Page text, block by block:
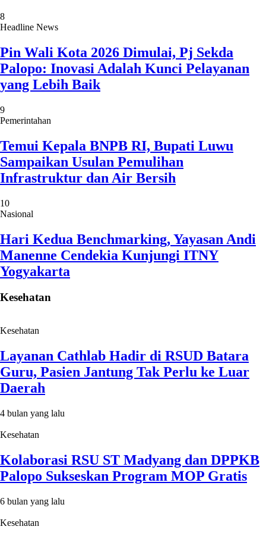
8
Headline News
Pin Wali Kota 2026 Dimulai, Pj Sekda
Palopo: Inovasi Adalah Kunci Pelayanan
yang Lebih Baik
9
Pemerintahan
Temui Kepala BNPB RI, Bupati Luwu
Sampaikan Usulan Pemulihan
Infrastruktur dan Air Bersih
10
Nasional
Hari Kedua Benchmarking, Yayasan Andi
Manenne Cendekia Kunjungi ITNY
Yogyakarta
Kesehatan
Kesehatan
Layanan Cathlab Hadir di RSUD Batara
Guru, Pasien Jantung Tak Perlu ke Luar
Daerah
4 bulan yang lalu
Kesehatan
Kolaborasi RSU ST Madyang dan DPPKB
Palopo Sukseskan Program MOP Gratis
6 bulan yang lalu
Kesehatan